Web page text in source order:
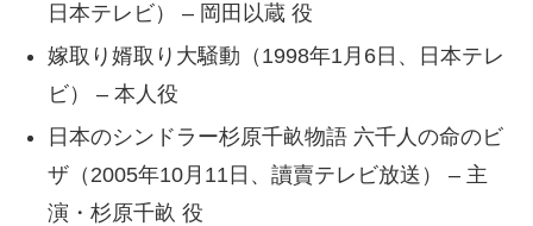
日本テレビ） – 岡田以蔵 役
嫁取り婿取り大騒動（1998年1月6日、日本テレ
ビ） – 本人役
日本のシンドラー杉原千畝物語 六千人の命のビ
ザ（2005年10月11日、讀賣テレビ放送） – 主
演・杉原千畝 役